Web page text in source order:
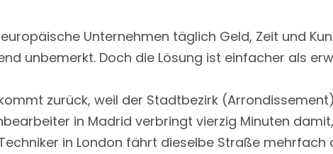
Unternehmen täglich Geld, Zeit und
unbemerkt. Doch die Lösung ist einfacher als
zurück, weil der Stadtbezirk
in Madrid verbringt vierzig Minuten
in London fährt dieselbe Straße mehrfach